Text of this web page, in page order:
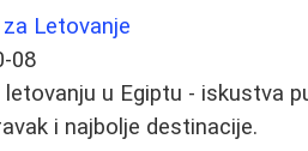
Letovanje
08
u Egiptu - iskustva
i najbolje destinacije.